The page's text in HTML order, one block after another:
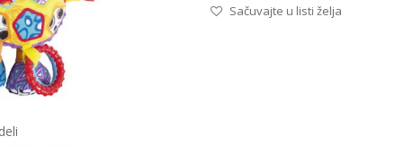
Sačuvajte u listi želja